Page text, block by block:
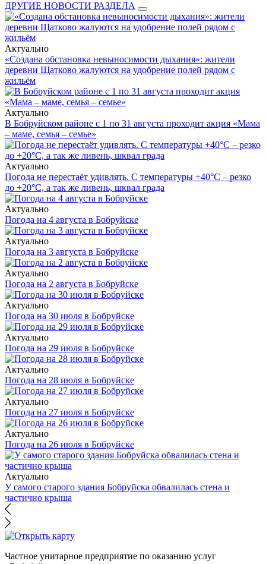
ДРУГИЕ НОВОСТИ РАЗДЕЛА
Актуально
«Создана обстановка невыносимости дыхания»: жители
деревни Щатково жалуются на удобрение полей рядом с
жильём
Актуально
В Бобруйском районе с 1 по 31 августа проходит акция «Мама
– маме, семья – семье»
Актуально
Погода не перестаёт удивлять. С температуры +40°С – резко
до +20°С, а так же ливень, шквал града
Актуально
Погода на 4 августа в Бобруйске
Актуально
Погода на 3 августа в Бобруйске
Актуально
Погода на 2 августа в Бобруйске
Актуально
Погода на 30 июля в Бобруйске
Актуально
Погода на 29 июля в Бобруйске
Актуально
Погода на 28 июля в Бобруйске
Актуально
Погода на 27 июля в Бобруйске
Актуально
Погода на 26 июля в Бобруйске
Актуально
У самого старого здания Бобруйска обвалилась стена и
частично крыша
Частное унитарное предприятие по оказанию услуг